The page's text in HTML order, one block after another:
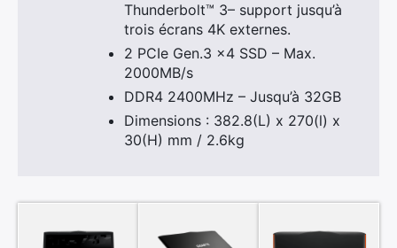
Thunderbolt™ 3– support jusqu’à
trois écrans 4K externes.
2 PCIe Gen.3 x4 SSD – Max.
2000MB/s
DDR4 2400MHz – Jusqu’à 32GB
Dimensions : 382.8(L) x 270(l) x
30(H) mm / 2.6kg